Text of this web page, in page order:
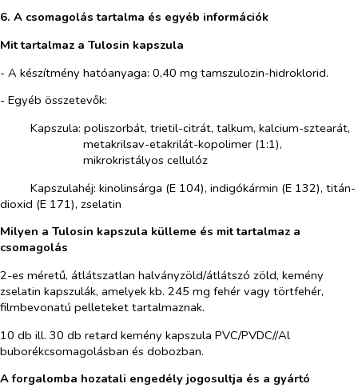
6. A csomagolás tartalma és egyéb információk
Mit tartalmaz a Tulosin kapszula
- A készítmény hatóanyaga: 0,40 mg tamszulozin-hidroklorid.
- Egyéb összetevők:
Kapszula: poliszorbát, trietil-citrát, talkum, kalcium-sztearát,
metakrilsav-etakrilát-kopolimer (1:1),
mikrokristályos cellulóz
Kapszulahéj: kinolinsárga (E 104), indigókármin (E 132), titán-
dioxid (E 171), zselatin
Milyen a Tulosin kapszula külleme és mit tartalmaz a
csomagolás
2-es méretű, átlátszatlan halványzöld/átlátszó zöld, kemény
zselatin kapszulák, amelyek kb. 245 mg fehér vagy törtfehér,
filmbevonatú pelleteket tartalmaznak.
10 db ill. 30 db retard kemény kapszula PVC/PVDC//Al
buborékcsomagolásban és dobozban.
A forgalomba hozatali engedély jogosultja és a gyártó